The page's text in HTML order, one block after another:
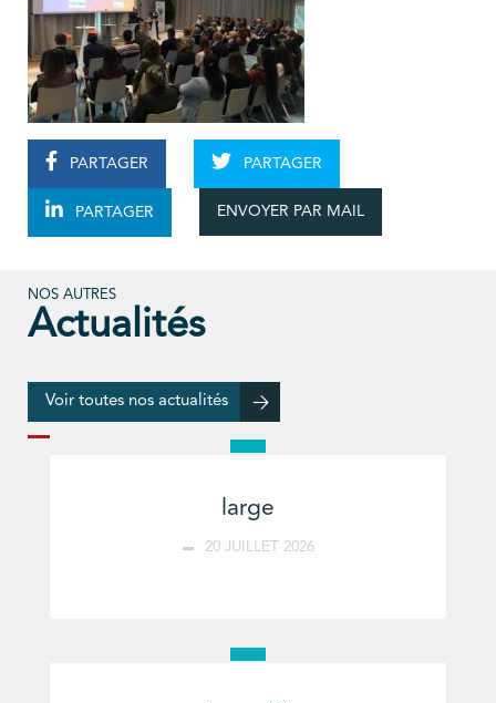
PARTAGER PARTAGER
PARTAGER ENVOYER PAR MAIL
NOS AUTRES
Actualités
Voir toutes nos actualités
large
20 JUILLET 2026